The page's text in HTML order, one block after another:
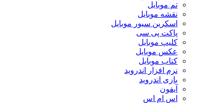
تم موبایل
نقشه موبایل
اسکرین سیور موبایل
پاکت پی سی
کلیپ موبایل
عکس موبایل
کتاب موبایل
نرم افزار اندروید
بازی اندروید
آیفون
اس ام اس